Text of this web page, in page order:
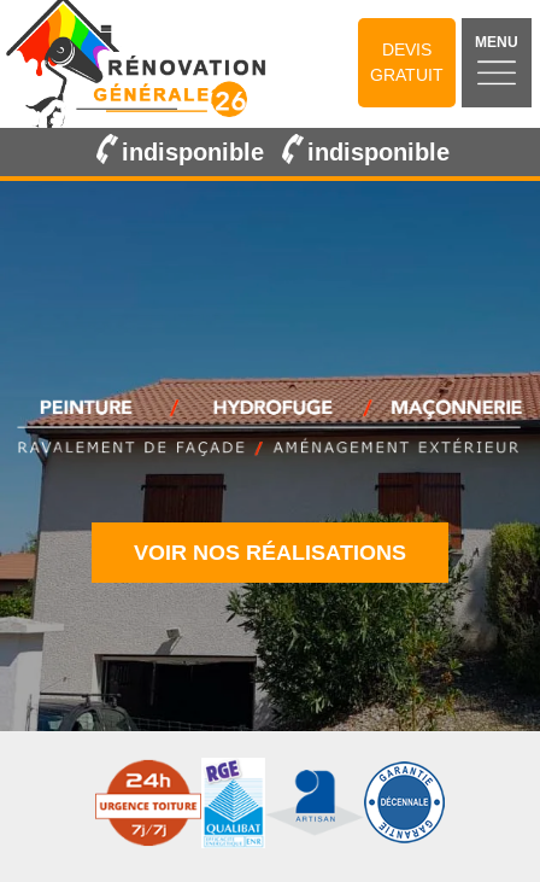
DEVIS
GRATUIT
MENU
indisponible indisponible
VOIR NOS RÉALISATIONS